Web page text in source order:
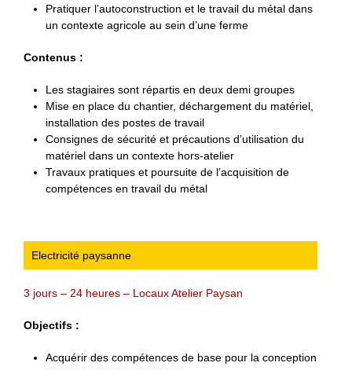
Pratiquer l’autoconstruction et le travail du métal dans
un contexte agricole au sein d’une ferme
Contenus :
Les stagiaires sont répartis en deux demi groupes
Mise en place du chantier, déchargement du matériel,
installation des postes de travail
Consignes de sécurité et précautions d’utilisation du
matériel dans un contexte hors-atelier
Travaux pratiques et poursuite de l’acquisition de
compétences en travail du métal
Electricité paysanne
3 jours – 24 heures – Locaux Atelier Paysan
Objectifs :
Acquérir des compétences de base pour la conception